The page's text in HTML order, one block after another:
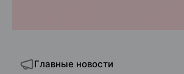
Главные новости